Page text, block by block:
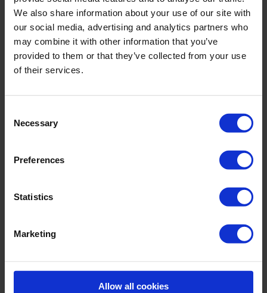
We also share information about your use of our site with
our social media, advertising and analytics partners who
may combine it with other information that you’ve
provided to them or that they’ve collected from your use
of their services.
Selection
Necessary
Preferences
Statistics
Marketing
Allow all cookies
reproductrices et aux porcs sevrés.
Nettoyage des unités avicoles : sols, murs,
mangeoires, etc.